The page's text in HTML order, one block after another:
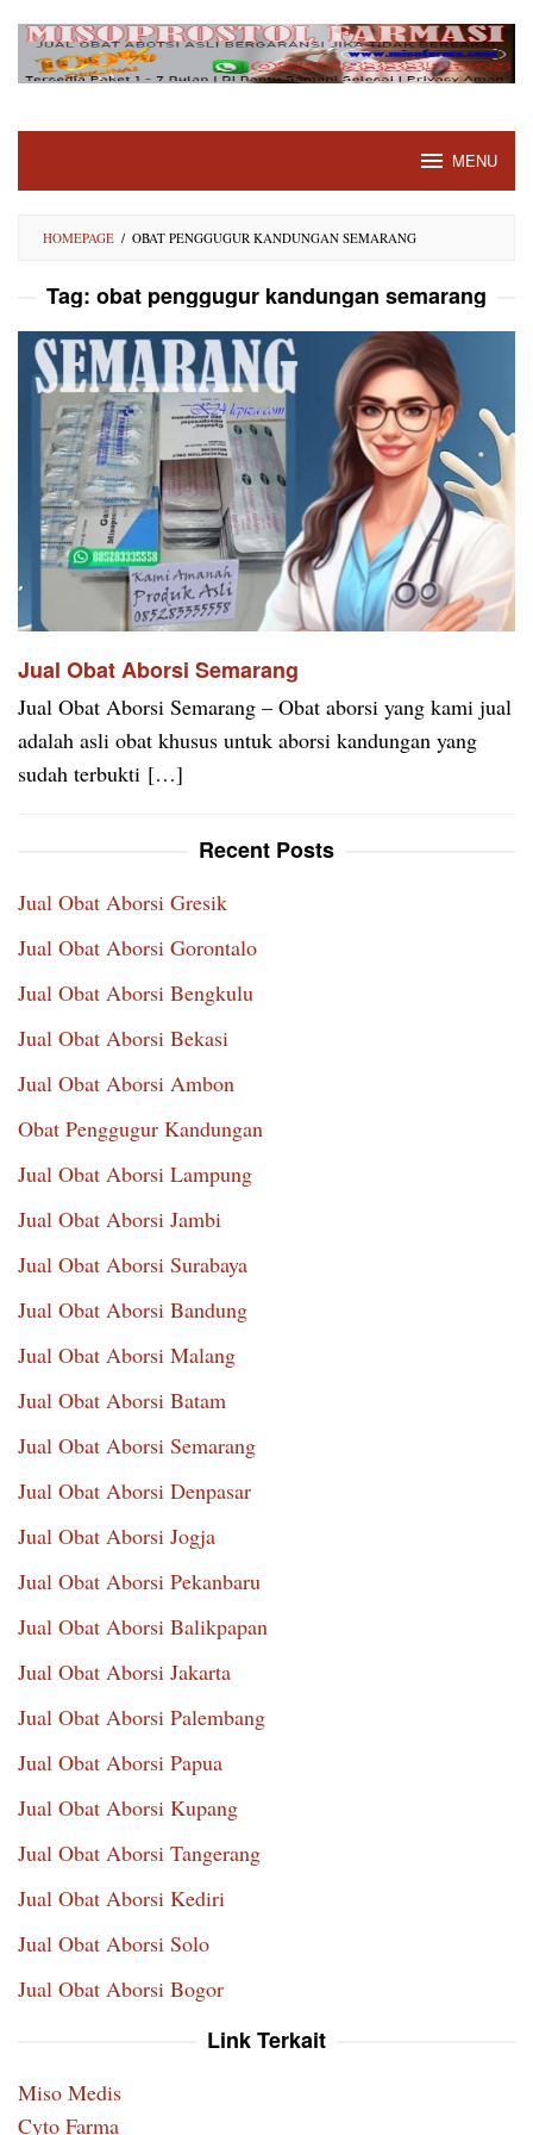
Skip
content
MENU
HOMEPAGE / OBAT PENGGUGUR KANDUNGAN SEMARANG
Tag: obat penggugur kandungan semarang
Jual Obat Aborsi Semarang
Jual Obat Aborsi Semarang – Obat aborsi yang kami jual
adalah asli obat khusus untuk aborsi kandungan yang
sudah terbukti […]
Recent Posts
Jual Obat Aborsi Gresik
Jual Obat Aborsi Gorontalo
Jual Obat Aborsi Bengkulu
Jual Obat Aborsi Bekasi
Jual Obat Aborsi Ambon
Obat Penggugur Kandungan
Jual Obat Aborsi Lampung
Jual Obat Aborsi Jambi
Jual Obat Aborsi Surabaya
Jual Obat Aborsi Bandung
Jual Obat Aborsi Malang
Jual Obat Aborsi Batam
Jual Obat Aborsi Semarang
Jual Obat Aborsi Denpasar
Jual Obat Aborsi Jogja
Jual Obat Aborsi Pekanbaru
Jual Obat Aborsi Balikpapan
Jual Obat Aborsi Jakarta
Jual Obat Aborsi Palembang
Jual Obat Aborsi Papua
Jual Obat Aborsi Kupang
Jual Obat Aborsi Tangerang
Jual Obat Aborsi Kediri
Jual Obat Aborsi Solo
Jual Obat Aborsi Bogor
Link Terkait
Miso Medis
Cyto Farma